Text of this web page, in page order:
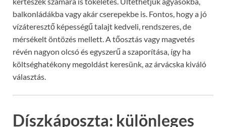
balkonládákba vagy akár cserepekbe is. Fontos, hogy a jó
vízáteresztő képességű talajt kedveli, rendszeres, de
mérsékelt öntözés mellett. A tőosztás vagy magvetés
révén nagyon olcsó és egyszerű a szaporítása, így ha
költséghatékony megoldást keresünk, az árvácska kiváló
választás.
Díszkáposzta: különleges